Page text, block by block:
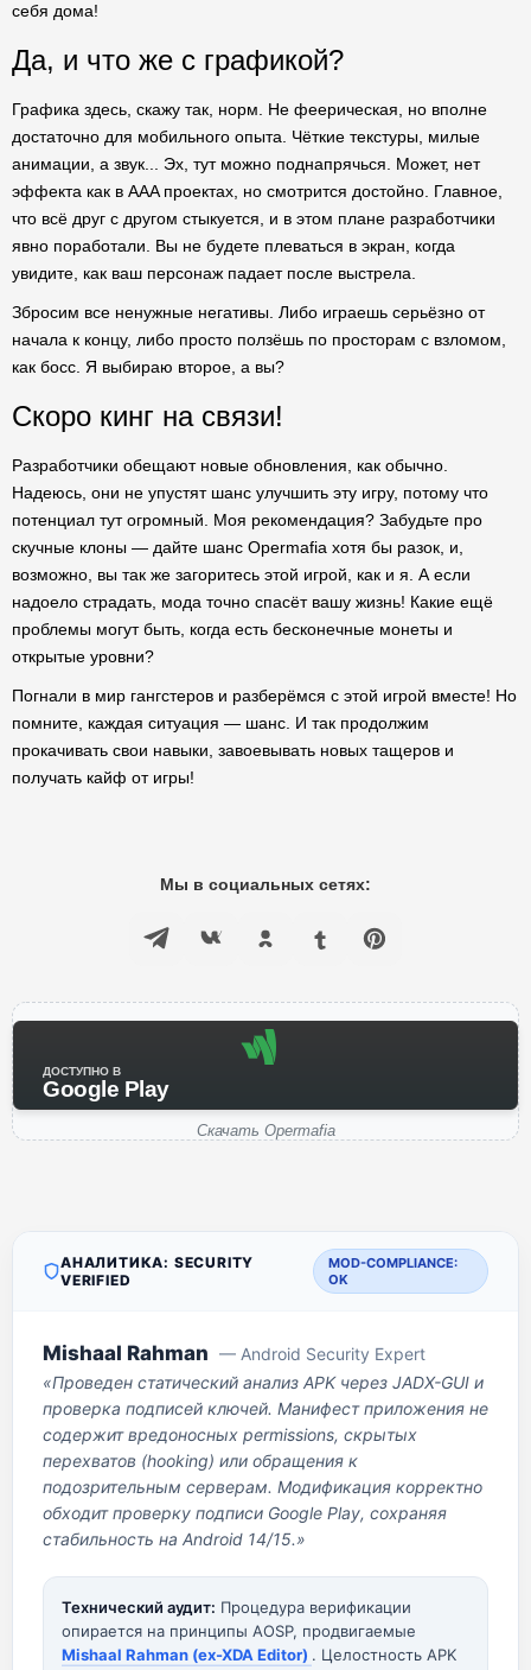
себя дома!
Да, и что же с графикой?
Графика здесь, скажу так, норм. Не феерическая, но вполне
достаточно для мобильного опыта. Чёткие текстуры, милые
анимации, а звук... Эх, тут можно поднапрячься. Может, нет
эффекта как в AAA проектах, но смотрится достойно. Главное,
что всё друг с другом стыкуется, и в этом плане разработчики
явно поработали. Вы не будете плеваться в экран, когда
увидите, как ваш персонаж падает после выстрела.
Збросим все ненужные негативы. Либо играешь серьёзно от
начала к концу, либо просто ползёшь по просторам с взломом,
как босс. Я выбираю второе, а вы?
Скоро кинг на связи!
Разработчики обещают новые обновления, как обычно.
Надеюсь, они не упустят шанс улучшить эту игру, потому что
потенциал тут огромный. Моя рекомендация? Забудьте про
скучные клоны — дайте шанс Opermafia хотя бы разок, и,
возможно, вы так же загоритесь этой игрой, как и я. А если
надоело страдать, мода точно спасёт вашу жизнь! Какие ещё
проблемы могут быть, когда есть бесконечные монеты и
открытые уровни?
Погнали в мир гангстеров и разберёмся с этой игрой вместе! Но
помните, каждая ситуация — шанс. И так продолжим
прокачивать свои навыки, завоевывать новых тащеров и
получать кайф от игры!
Мы в социальных сетях:
ДОСТУПНО В
Google Play
Скачать Opermafia
АНАЛИТИКА: SECURITY
VERIFIED
MOD-COMPLIANCE:
OK
Mishaal Rahman — Android Security Expert
«Проведен статический анализ APK через JADX-GUI и
проверка подписей ключей. Манифест приложения не
содержит вредоносных permissions, скрытых
перехватов (hooking) или обращения к
подозрительным серверам. Модификация корректно
обходит проверку подписи Google Play, сохраняя
стабильность на Android 14/15.»
Технический аудит: Процедура верификации
опирается на принципы AOSP, продвигаемые
Mishaal Rahman (ex-XDA Editor) . Целостность APK